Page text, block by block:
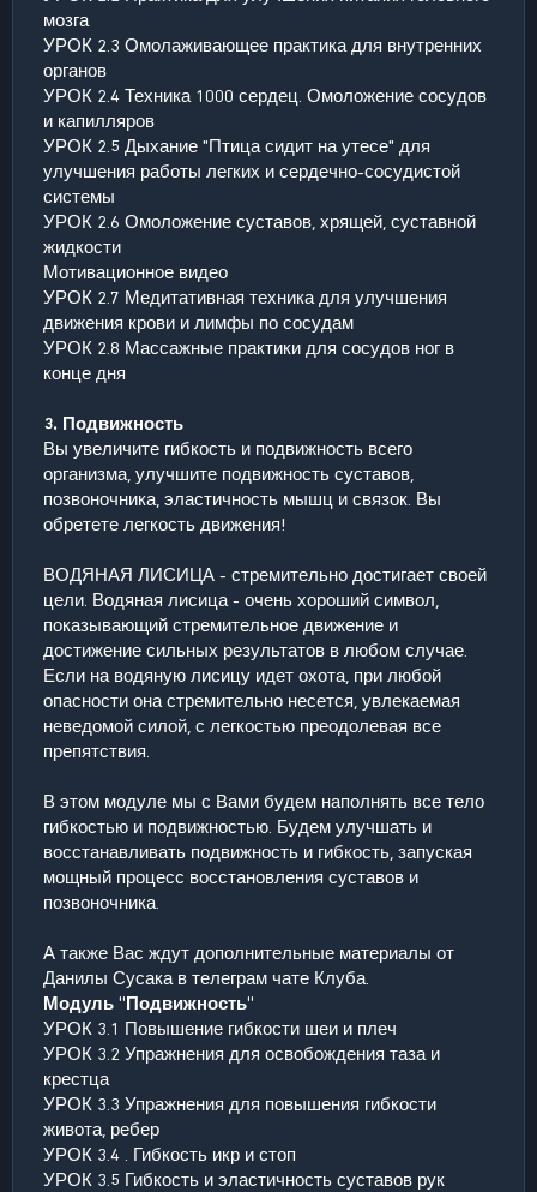
мозга
УРОК 2.3 Омолаживающее практика для внутренних
органов
УРОК 2.4 Техника 1000 сердец. Омоложение сосудов
и капилляров
УРОК 2.5 Дыхание "Птица сидит на утесе" для
улучшения работы легких и сердечно-сосудистой
системы
УРОК 2.6 Омоложение суставов, хрящей, суставной
жидкости
Мотивационное видео
УРОК 2.7 Медитативная техника для улучшения
движения крови и лимфы по сосудам
УРОК 2.8 Массажные практики для сосудов ног в
конце дня
3. Подвижность
Вы увеличите гибкость и подвижность всего
организма, улучшите подвижность суставов,
позвоночника, эластичность мышц и связок. Вы
обретете легкость движения!
ВОДЯНАЯ ЛИСИЦА - стремительно достигает своей
цели. Водяная лисица - очень хороший символ,
показывающий стремительное движение и
достижение сильных результатов в любом случае.
Если на водяную лисицу идет охота, при любой
опасности она стремительно несется, увлекаемая
неведомой силой, с легкостью преодолевая все
препятствия.
В этом модуле мы с Вами будем наполнять все тело
гибкостью и подвижностью. Будем улучшать и
восстанавливать подвижность и гибкость, запуская
мощный процесс восстановления суставов и
позвоночника.
А также Вас ждут дополнительные материалы от
Данилы Сусака в телеграм чате Клуба.
Модуль "Подвижность"
УРОК 3.1 Повышение гибкости шеи и плеч
УРОК 3.2 Упражнения для освобождения таза и
крестца
УРОК 3.3 Упражнения для повышения гибкости
живота, ребер
УРОК 3.4 . Гибкость икр и стоп
УРОК 3.5 Гибкость и эластичность суставов рук